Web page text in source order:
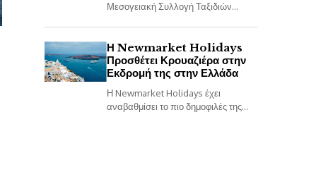
Μεσογειακή Συλλογή Ταξιδιών
είναι ορθές κατά τη στιγμή της...
Η Newmarket Holidays
Προσθέτει Κρουαζιέρα στην
Εκδρομή της στην Ελλάδα
Η Newmarket Holidays έχει
αναβαθμίσει το πιο δημοφιλές της